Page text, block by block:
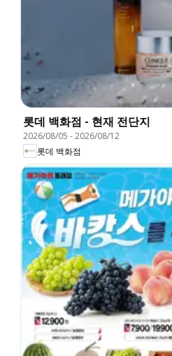
롯데 백화점 - 현재 전단지
2026/08/05 -2026/08/12
롯데 백화점